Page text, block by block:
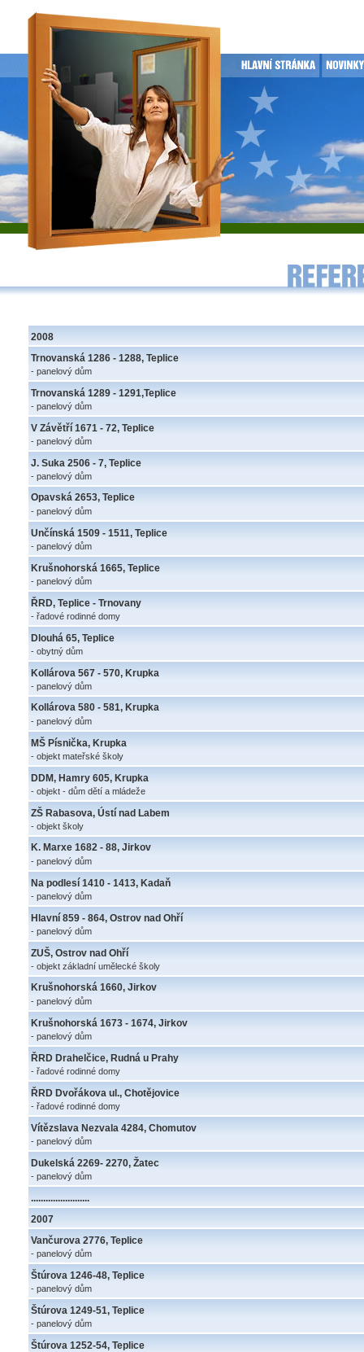
2008
Trnovanská 1286 - 1288, Teplice
- panelový dům
Trnovanská 1289 - 1291,Teplice
- panelový dům
V Závětří 1671 - 72, Teplice
- panelový dům
J. Suka 2506 - 7, Teplice
- panelový dům
Opavská 2653, Teplice
- panelový dům
Unčínská 1509 - 1511, Teplice
- panelový dům
Krušnohorská 1665, Teplice
- panelový dům
ŘRD, Teplice - Trnovany
- řadové rodinné domy
Dlouhá 65, Teplice
- obytný dům
Kollárova 567 - 570, Krupka
- panelový dům
Kollárova 580 - 581, Krupka
- panelový dům
MŠ Písnička, Krupka
- objekt mateřské školy
DDM, Hamry 605, Krupka
- objekt - dům dětí a mládeže
ZŠ Rabasova, Ústí nad Labem
- objekt školy
K. Marxe 1682 - 88, Jirkov
- panelový dům
Na podlesí 1410 - 1413, Kadaň
- panelový dům
Hlavní 859 - 864, Ostrov nad Ohří
- panelový dům
ZUŠ, Ostrov nad Ohří
- objekt základní umělecké školy
Krušnohorská 1660, Jirkov
- panelový dům
Krušnohorská 1673 - 1674, Jirkov
- panelový dům
ŘRD Drahelčice, Rudná u Prahy
- řadové rodinné domy
ŘRD Dvořákova ul., Chotějovice
- řadové rodinné domy
Vítězslava Nezvala 4284, Chomutov
- panelový dům
Dukelská 2269- 2270, Žatec
- panelový dům
........................
2007
Vančurova 2776, Teplice
- panelový dům
Štúrova 1246-48, Teplice
- panelový dům
Štúrova 1249-51, Teplice
- panelový dům
Štúrova 1252-54, Teplice